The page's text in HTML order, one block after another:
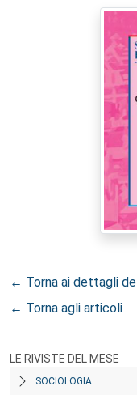
← Torna ai dettagli
← Torna agli articoli
LE RIVISTE DEL MESE
SOCIOLOGIA